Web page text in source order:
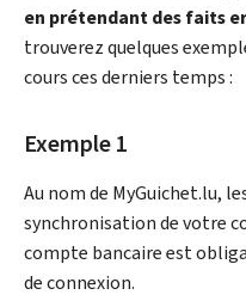
en prétendant des faits
trouverez quelques
cours ces derniers temps :
Exemple 1
Au nom de MyGuichet.lu,
synchronisation de votre
compte bancaire est
de connexion.